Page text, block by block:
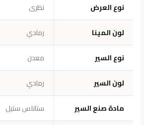
نوع العرض
نظرى
لون المينا
رمادي
نوع السير
معدن
لون السير
رمادي
مادة صنع السير
ستانلس ستيل